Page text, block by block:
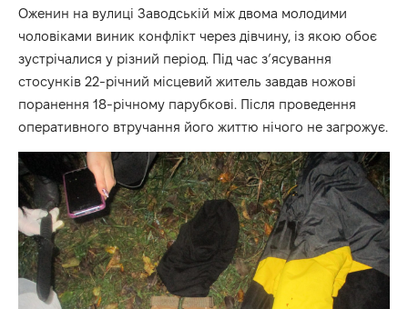
Оженин на вулиці Заводській між двома молодими
чоловіками виник конфлікт через дівчину, із якою обоє
зустрічалися у різний період. Під час з’ясування
стосунків 22-річний місцевий житель завдав ножові
поранення 18-річному парубкові. Після проведення
оперативного втручання його життю нічого не загрожує.